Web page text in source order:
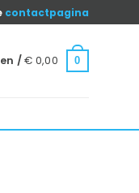
contactpagina
/€ 0,00 0